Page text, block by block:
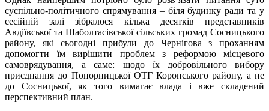
суспільно-політичного спрямування – біля будинку ради та у
сесійній залі зібралося кілька десятків представників
Авдіївської та Шаболтасівської сільських громад Сосницького
району, які сьогодні прибули до Чернігова з проханням
допомогти їм вирішити проблем з реформою місцевого
самоврядування, а саме: щодо їх добровільного вибору
приєднання до Понорницької ОТГ Коропського району, а не
до Сосницької, як того вимагає влада і вже складений
перспективний план.